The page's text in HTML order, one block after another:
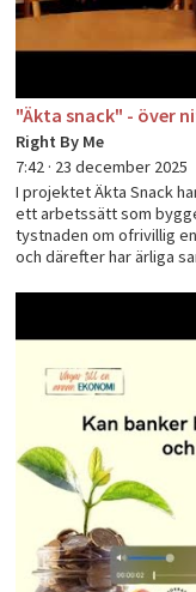
"Äkta snack" - över
Right By Me
7:42 · 23 december 2025
I projektet Äkta Snack
ett arbetssätt som
tystnaden om ofrivillig
och därefter har ärliga